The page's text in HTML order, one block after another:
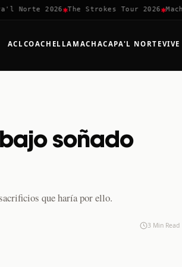
2026✱The Strokes Tour 2026✱
ACLCOACHELLA MACHACAPA'L NORTE
soñado
que haría por ello.
3 Min Read